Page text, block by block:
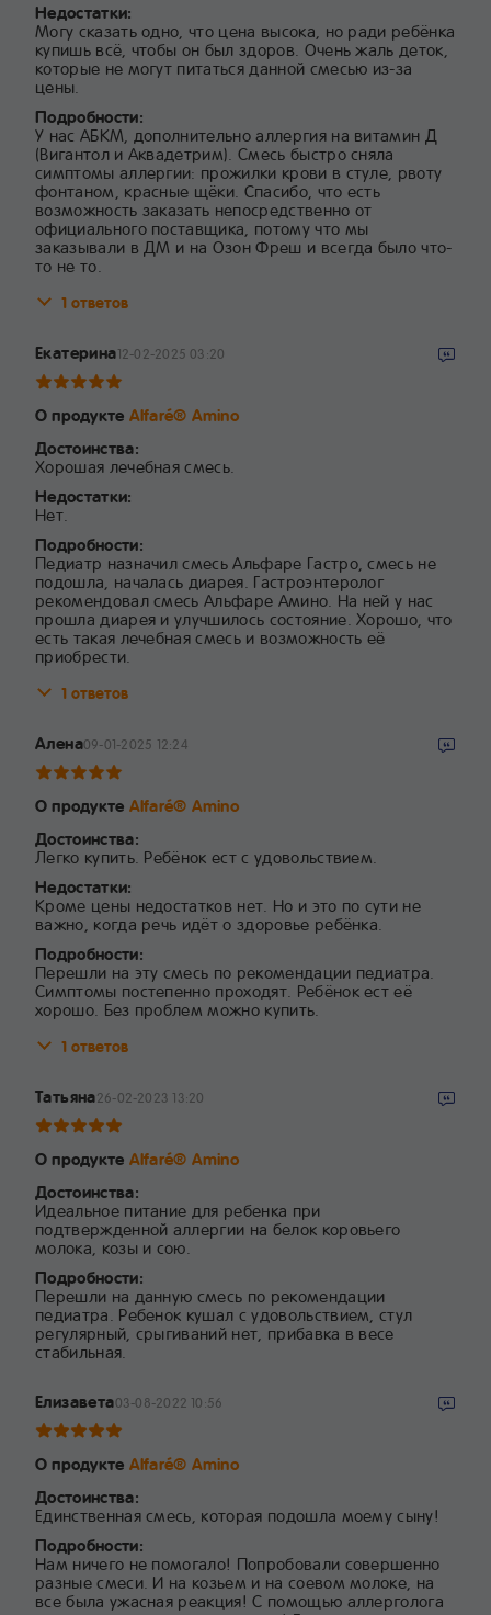
Недостатки:
Могу сказать одно, что цена высока, но ради ребёнка
купишь всё, чтобы он был здоров. Очень жаль деток,
которые не могут питаться данной смесью из-за
цены.
Подробности:
У нас АБКМ, дополнительно аллергия на витамин Д
(Вигантол и Аквадетрим). Смесь быстро сняла
симптомы аллергии: прожилки крови в стуле, рвоту
фонтаном, красные щёки. Спасибо, что есть
возможность заказать непосредственно от
официального поставщика, потому что мы
заказывали в ДМ и на Озон Фреш и всегда было что-
то не то.
1 ответов
Екатерина12-02-2025 03:20
О продукте Alfaré® Amino
Достоинства:
Хорошая лечебная смесь.
Недостатки:
Нет.
Подробности:
Педиатр назначил смесь Альфаре Гастро, смесь не
подошла, началась диарея. Гастроэнтеролог
рекомендовал смесь Альфаре Амино. На ней у нас
прошла диарея и улучшилось состояние. Хорошо, что
есть такая лечебная смесь и возможность её
приобрести.
1 ответов
Алена09-01-2025 12:24
О продукте Alfaré® Amino
Достоинства:
Легко купить. Ребёнок ест с удовольствием.
Недостатки:
Кроме цены недостатков нет. Но и это по сути не
важно, когда речь идёт о здоровье ребёнка.
Подробности:
Перешли на эту смесь по рекомендации педиатра.
Симптомы постепенно проходят. Ребёнок ест её
хорошо. Без проблем можно купить.
1 ответов
Татьяна26-02-2023 13:20
О продукте Alfaré® Amino
Достоинства:
Идеальное питание для ребенка при
подтвержденной аллергии на белок коровьего
молока, козы и сою.
Подробности:
Перешли на данную смесь по рекомендации
педиатра. Ребенок кушал с удовольствием, стул
регулярный, срыгиваний нет, прибавка в весе
стабильная.
Елизавета03-08-2022 10:56
О продукте Alfaré® Amino
Достоинства:
Единственная смесь, которая подошла моему сыну!
Подробности:
Нам ничего не помогало! Попробовали совершенно
разные смеси. И на козьем и на соевом молоке, на
все была ужасная реакция! С помощью аллерголога